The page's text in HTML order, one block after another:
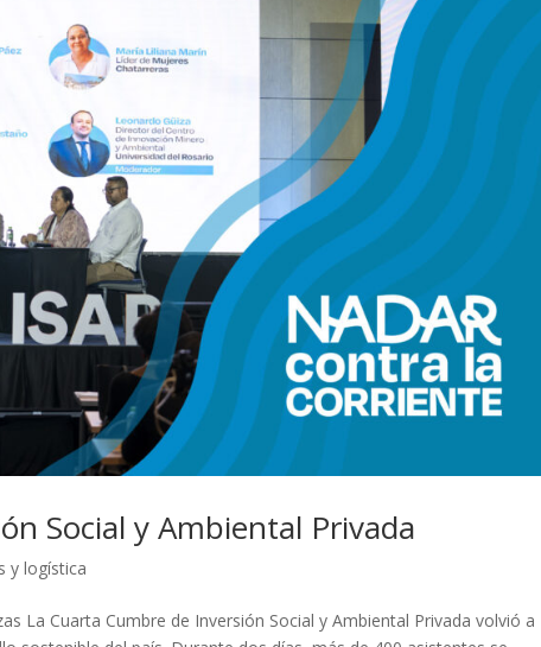
Social y Ambiental Privada
y logística
La Cuarta Cumbre de Inversión Social y Ambiental Privada volvió a